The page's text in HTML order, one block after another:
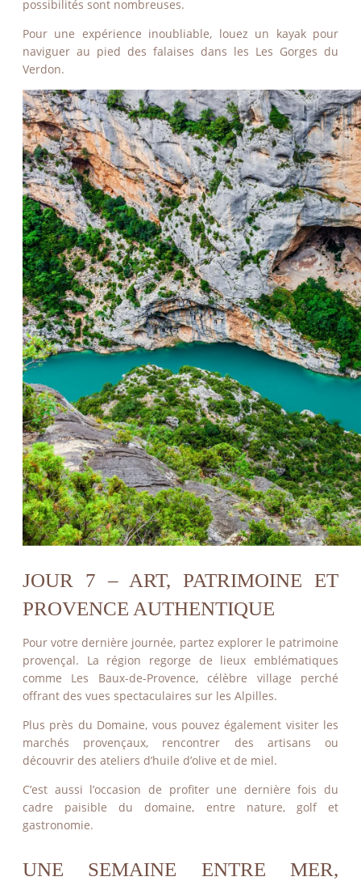
possibilités sont nombreuses.
Pour une expérience inoubliable, louez un kayak pour
naviguer au pied des falaises dans les Les Gorges du
Verdon.
JOUR 7 – ART, PATRIMOINE ET
PROVENCE AUTHENTIQUE
Pour votre dernière journée, partez explorer le patrimoine
provençal. La région regorge de lieux emblématiques
comme Les Baux-de-Provence, célèbre village perché
offrant des vues spectaculaires sur les Alpilles.
Plus près du Domaine, vous pouvez également visiter les
marchés provençaux, rencontrer des artisans ou
découvrir des ateliers d’huile d’olive et de miel.
C’est aussi l’occasion de profiter une dernière fois du
cadre paisible du domaine, entre nature, golf et
gastronomie.
UNE SEMAINE ENTRE MER,